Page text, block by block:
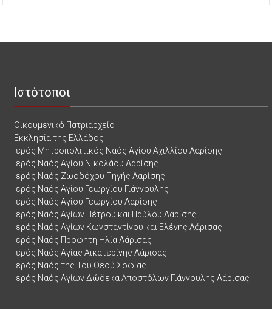
Ιστότοποι
Οικουμενικό Πατριαρχείο
Εκκλησία της Ελλάδος
Ιερός Μητροπολιτικός Ναός Αγίου Αχιλλίου Λαρίσης
Ιερός Ναός Αγίου Νικολάου Λαρίσης
Ιερός Ναός Ζωοδόχου Πηγής Λαρίσης
Ιερός Ναός Αγίου Γεωργίου Γιάννουλης
Ιερός Ναός Αγίου Γεωργίου Λαρίσης
Ιερός Ναός Αγίων Πέτρου και Παύλου Λαρίσης
Ιερός Ναός Αγίων Κωνσταντίνου και Ελένης Λάρισας
Ιερός Ναός Προφήτη Ηλία Λάρισας
Ιερός Ναός Αγίας Αικατερίνης Λάρισας
Ιερός Ναός της Του Θεού Σοφίας
Ιερός Ναός Αγίων Δώδεκα Αποστόλων Γιάννουλης Λάρισας